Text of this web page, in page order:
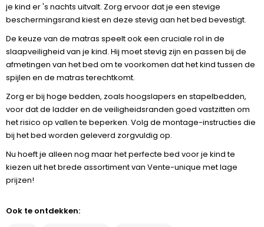
je kind er 's nachts uitvalt. Zorg ervoor dat je een stevige
beschermingsrand kiest en deze stevig aan het bed bevestigt.
De keuze van de matras speelt ook een cruciale rol in de
slaapveiligheid van je kind. Hij moet stevig zijn en passen bij de
afmetingen van het bed om te voorkomen dat het kind tussen de
spijlen en de matras terechtkomt.
Zorg er bij hoge bedden, zoals hoogslapers en stapelbedden,
voor dat de ladder en de veiligheidsranden goed vastzitten om
het risico op vallen te beperken. Volg de montage-instructies die
bij het bed worden geleverd zorgvuldig op.
Nu hoeft je alleen nog maar het perfecte bed voor je kind te
kiezen uit het brede assortiment van Vente-unique met lage
prijzen!
Ook te ontdekken: